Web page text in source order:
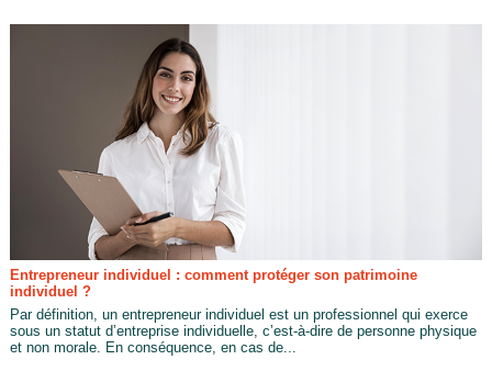
Entrepreneur individuel : comment protéger son patrimoine
individuel ?
Par définition, un entrepreneur individuel est un professionnel qui exerce
sous un statut d’entreprise individuelle, c’est-à-dire de personne physique
et non morale. En conséquence, en cas de...